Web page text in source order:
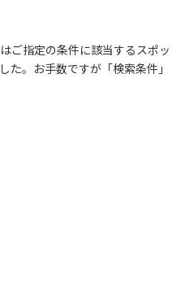
ご指定の条件に該当するスポッ
た。お手数ですが「検索条件」